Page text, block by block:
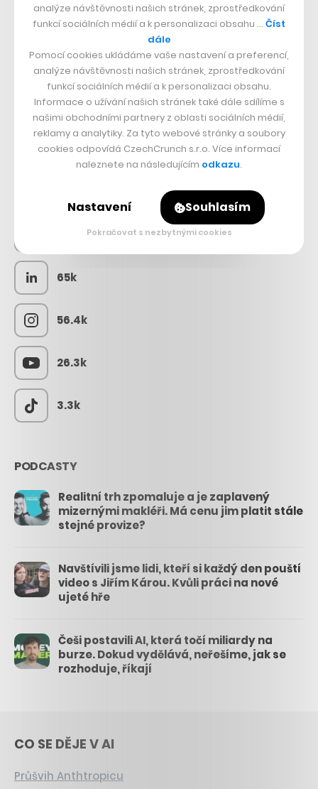
SLEDUJTE NÁS
65k
56.4k
26.3k
3.3k
PODCASTY
Realitní trh zpomaluje a je zaplavený
mizernými makléři. Má cenu jim platit stále
stejné provize?
Navštívili jsme lidi, kteří si každý den pouští
video s Jiřím Károu. Kvůli práci na nové
ujeté hře
Češi postavili AI, která točí miliardy na
burze. Dokud vydělává, neřešíme, jak se
rozhoduje, říkají
CO SE DĚJE V AI
Průšvih Anthtropicu
analýze návštěvnosti našich stránek, zprostředkování
funkcí sociálních médií a k personalizaci obsahu … Číst
dále
Pomocí cookies ukládáme vaše nastavení a preferencí,
analýze návštěvnosti našich stránek, zprostředkování
funkcí sociálních médií a k personalizaci obsahu.
Informace o užívání našich stránek také dále sdílíme s
našimi obchodními partnery z oblasti sociálních médií,
reklamy a analytiky. Za tyto webové stránky a soubory
cookies odpovídá CzechCrunch s.r.o. Více informací
naleznete na následujícím odkazu.
Nastavení Souhlasím
Pokračovat s nezbytnými cookies